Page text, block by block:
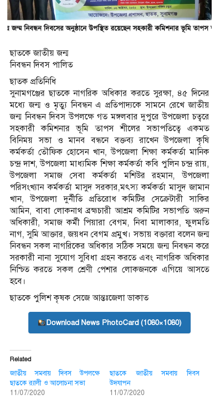
ছাতকে জাতীয় জন্ম
নিবন্ধন দিবস পালিত
ছাতক প্রতিনিধি
সুনামগঞ্জের ছাতকে নাগরিক অধিকার করতে সুরক্ষা, ৪৫ দিনের
মধ্যে জন্ম ও মৃত্যু নিবন্ধন এ প্রতিপাদ্যকে সামনে রেখে জাতীয়
জন্ম নিবন্ধন দিবস উপলক্ষে গত মঙ্গলবার দুপুরে উপজেলা চত্বরে
সহকারী কমিশনার ভূমি তাপস শীলের সভাপতিত্বে একমত
বিনিময় সভা ও মানব বন্ধনে বক্তব্য রাখেন উপজেলা কৃষি
কর্মকর্তা তৌফিক হোসেন খান, উপজেলা শিক্ষা কর্মকর্তা মানিক
চন্দ্র দাশ, উপজেলা মাধ্যমিক শিক্ষা কর্মকর্তা কবি পুলিন চন্দ্র রায়,
উপজেলা সমাজ সেবা কর্মকর্তা মশিউর রহমান, উপজেলা
পরিসংখ্যান কর্মকর্তা মাসুদ সরকার,মৎস্য কর্মকর্তা মাসুদ জামান
খান, উপজেলা দুর্নীতি প্রতিরোধ কমিটির সেক্রেটারী সাকির
আমিন, বাবা লোকনাথ ব্রহ্মচারী আশ্রম কমিটির সভাপতি অরুন
অধিকারী, সমাজ কর্মী পিয়ারা বেগম, নিবা মালাকার, ফুলমতি
নাগ, সুমি আক্তার, জয়ধন বেগম প্রমুখ। সভায় বক্তারা বলেন জন্ম
নিবন্ধন সকল নাগরিকের অধিকার সঠিক সময়ে জন্ম নিবন্ধন করে
সরকারী নানা সুযোগ সুবিধা গ্রহন করতে এবং নাগরিক অধিকার
নিশ্চিত করতে সকল শ্রেণী পেশার লোকজনকে এগিয়ে আসতে
হবে।
ছাতকে পুলিশ কৃষক সেজে আন্তঃজেলা ডাকাত
Download News PhotoCard (1080×1080)
Related
জাতীয় সমবায় দিবস উপলক্ষে
ছাতকে র‍্যালী ও আলোচনা সভা
11/07/2020
ছাতকে জাতীয় সমবায় দিবস
উদযাপন
11/07/2020